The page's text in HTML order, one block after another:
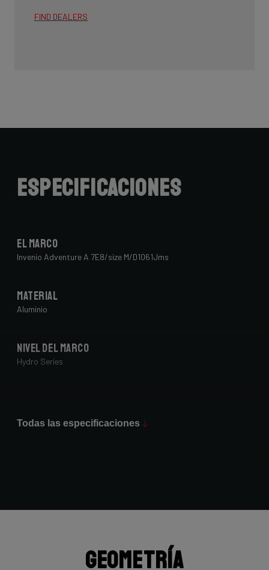
FIND DEALERS
Especificaciones
El marco
Invenio Adventure A 7E8/size M/D1061Jms
Material
Aluminio
Nivel del marco
Hydro Series
Todas las especificaciones
Geometría